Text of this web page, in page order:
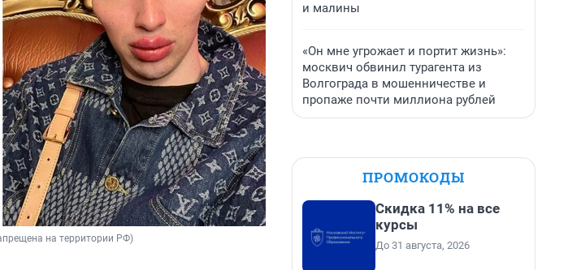
на территории РФ)
и малины
«Он мне угрожает и портит жизнь»:
москвич обвинил турагента из
Волгограда в мошенничестве и
пропаже почти миллиона рублей
ПРОМОКОДЫ
Скидка 11% на все
курсы
До 31 августа, 2026